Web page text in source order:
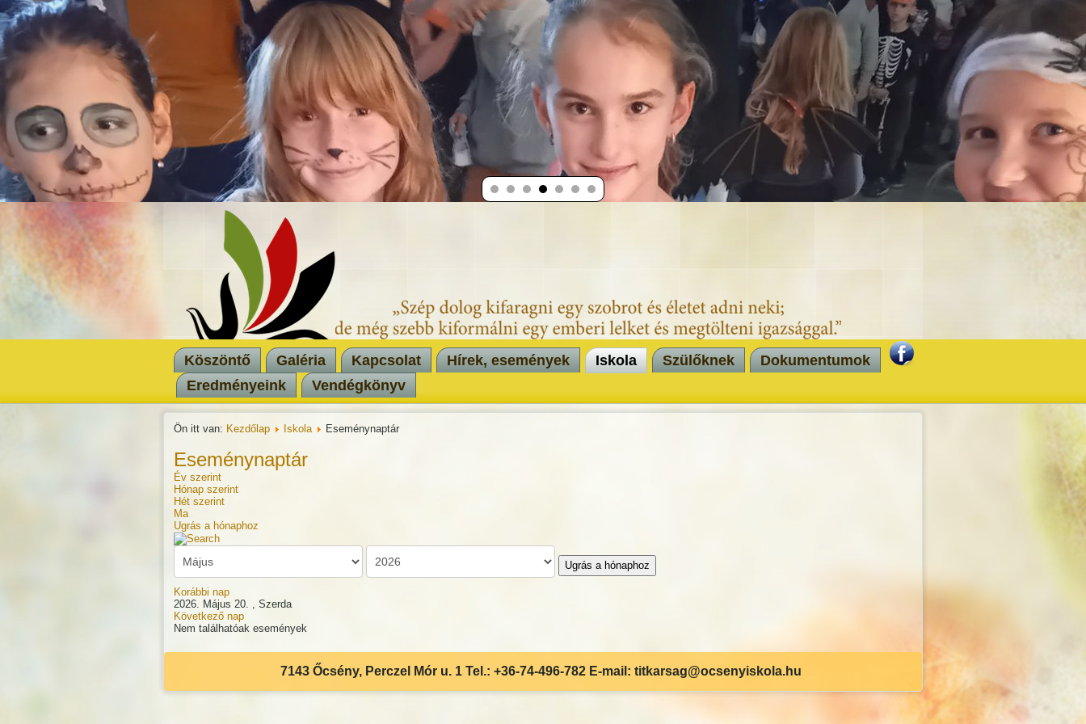
Köszöntő Galéria Kapcsolat Hírek, események Iskola Szülőknek
Dokumentumok
Eredményeink
Vendégkönyv
Ön itt van: Kezdőlap Iskola Eseménynaptár
Eseménynaptár
Év szerint
Hónap szerint
Hét szerint
Ma
Ugrás a hónaphoz
Ugrás a hónaphoz
Korábbi nap
2026. Május 20. , Szerda
Következő nap
Nem találhatóak események
7143 Őcsény, Perczel Mór u. 1 Tel.: +36-74-496-782 E-mail: titkarsag@ocsenyiskola.hu